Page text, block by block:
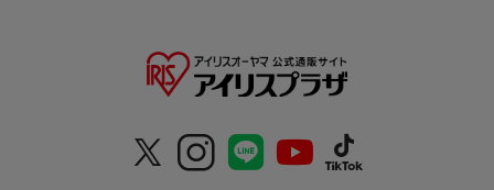
があり、さらに弾性のPUラバーを使って床への密着度を高